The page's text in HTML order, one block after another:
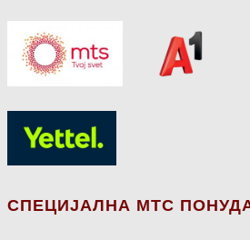
СПЕЦИЈАЛНА МТС